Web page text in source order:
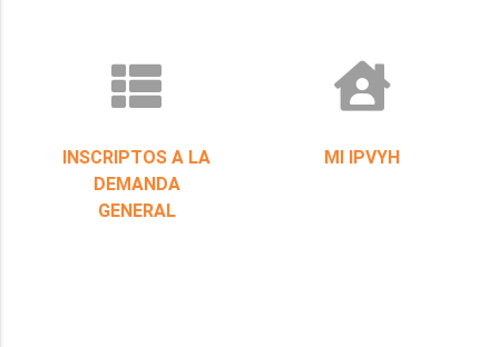
INSCRIPTOS A LA
DEMANDA
GENERAL
MI IPVYH